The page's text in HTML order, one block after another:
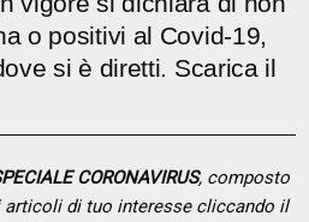
o positivi al Covid-19,
si è diretti. Scarica il
CORONAVIRUS, composto
articoli di tuo interesse cliccando il